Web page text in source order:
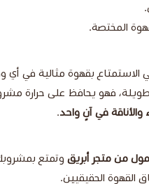
المختصة.
الاستمتاع بقهوة مثالية في
فهو يحافظ على حرارة
والأناقة في آنٍ واحد.
من متجر أبريق وتمتع
القهوة الحقيقيين.